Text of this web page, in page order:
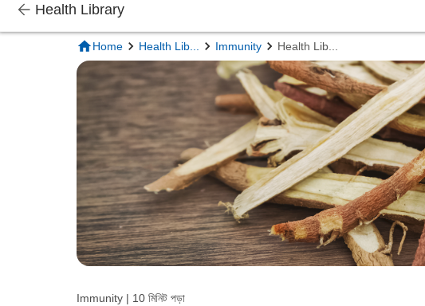
Health Library
Home Health Lib... Immunity Health Lib...
Immunity | 10 মিনিট পড়া